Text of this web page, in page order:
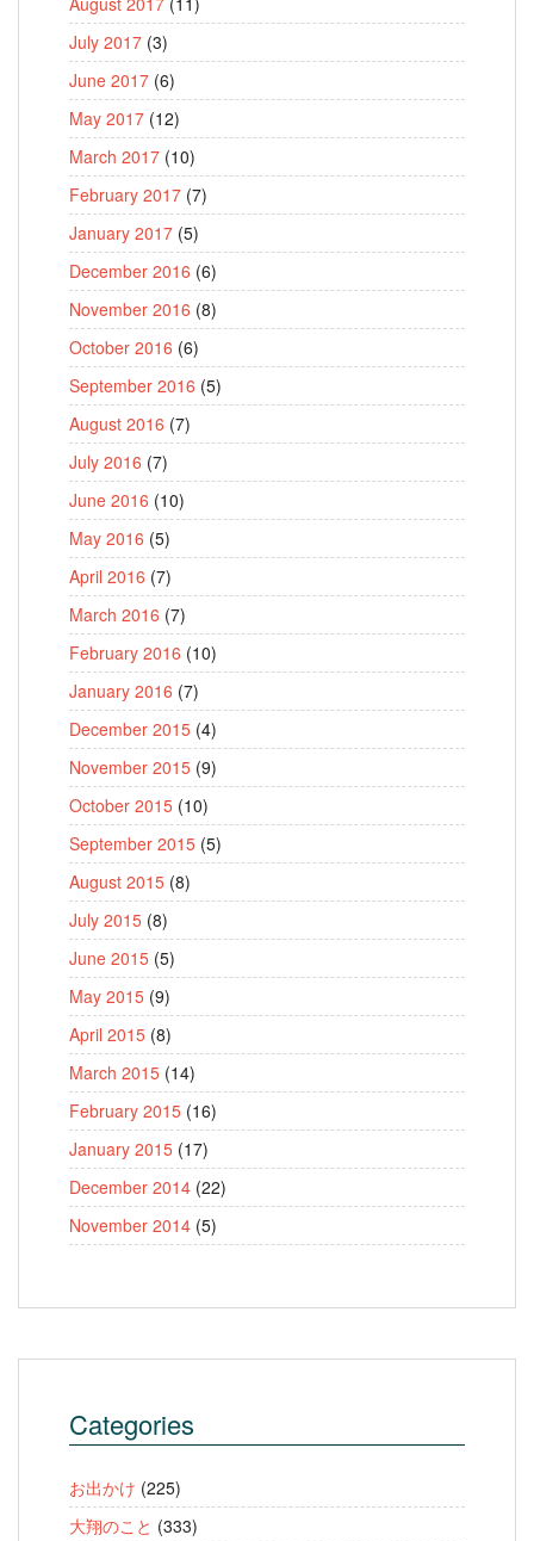
July 2017 (3)
June 2017 (6)
May 2017 (12)
March 2017 (10)
February 2017 (7)
January 2017 (5)
December 2016 (6)
November 2016 (8)
October 2016 (6)
September 2016 (5)
August 2016 (7)
July 2016 (7)
June 2016 (10)
May 2016 (5)
April 2016 (7)
March 2016 (7)
February 2016 (10)
January 2016 (7)
December 2015 (4)
November 2015 (9)
October 2015 (10)
September 2015 (5)
August 2015 (8)
July 2015 (8)
June 2015 (5)
May 2015 (9)
April 2015 (8)
March 2015 (14)
February 2015 (16)
January 2015 (17)
December 2014 (22)
November 2014 (5)
Categories
お出かけ (225)
大翔のこと (333)